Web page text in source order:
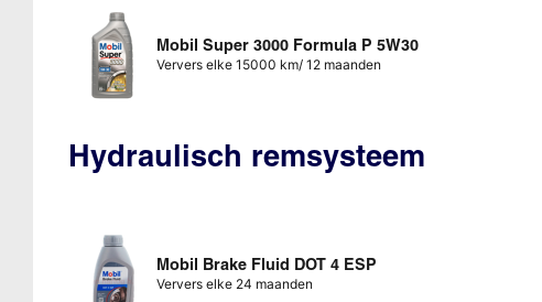
Mobil Super 3000 Formula P 5W30
Ververs elke 15000 km/ 12 maanden
Hydraulisch remsysteem
Mobil Brake Fluid DOT 4 ESP
Ververs elke 24 maanden